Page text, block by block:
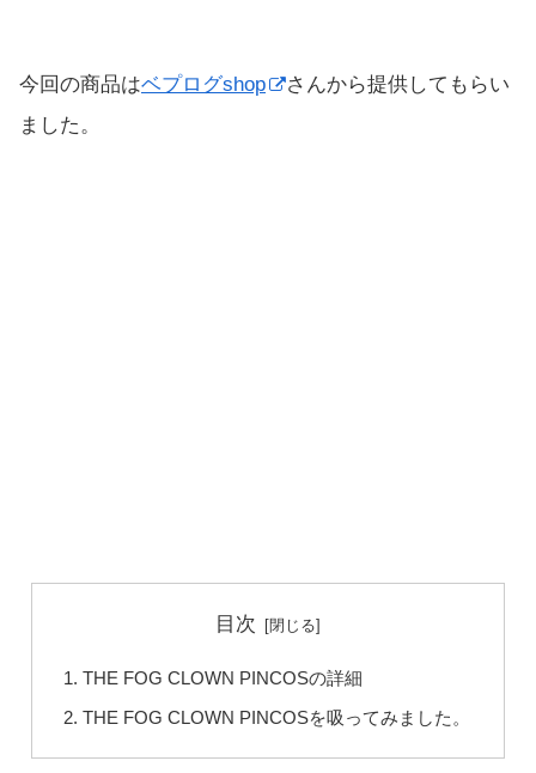
今回の商品はベプログshop
さんから提供してもらい
ました。
目次
THE FOG CLOWN PINCOSの詳細
THE FOG CLOWN PINCOSを吸ってみました。